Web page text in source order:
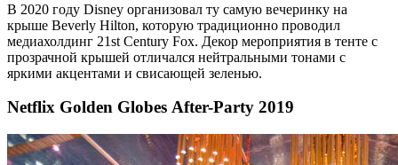
В 2020 году Disney организовал ту самую вечеринку на
крыше Beverly Hilton, которую традиционно проводил
медиахолдинг 21st Century Fox. Декор мероприятия в тенте с
прозрачной крышей отличался нейтральными тонами с
яркими акцентами и свисающей зеленью.
Netflix Golden Globes After-Party 2019